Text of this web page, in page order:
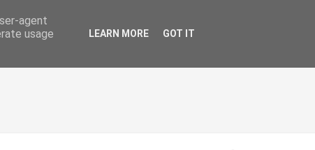
agent
usage
LEARN MORE GOT IT